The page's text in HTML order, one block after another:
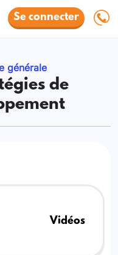
Se connecter
générale
de
Vidéos